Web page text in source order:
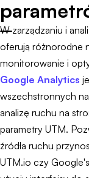
W zarządzaniu i
oferują różnorodne
monitorowanie i
Google Analytics
wszechstronnych
analizę ruchu na
parametry UTM.
źródła ruchu
UTM.io czy